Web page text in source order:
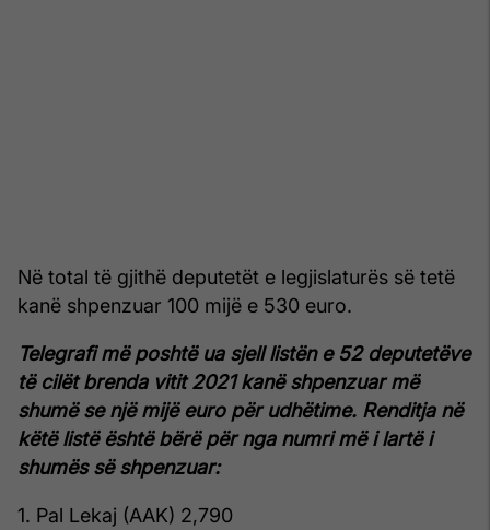
Në total të gjithë deputetët e legjislaturës së tetë
kanë shpenzuar 100 mijë e 530 euro.
Telegrafi më poshtë ua sjell listën e 52 deputetëve
të cilët brenda vitit 2021 kanë shpenzuar më
shumë se një mijë euro për udhëtime. Renditja në
këtë listë është bërë për nga numri më i lartë i
shumës së shpenzuar:
1. Pal Lekaj (AAK) 2,790